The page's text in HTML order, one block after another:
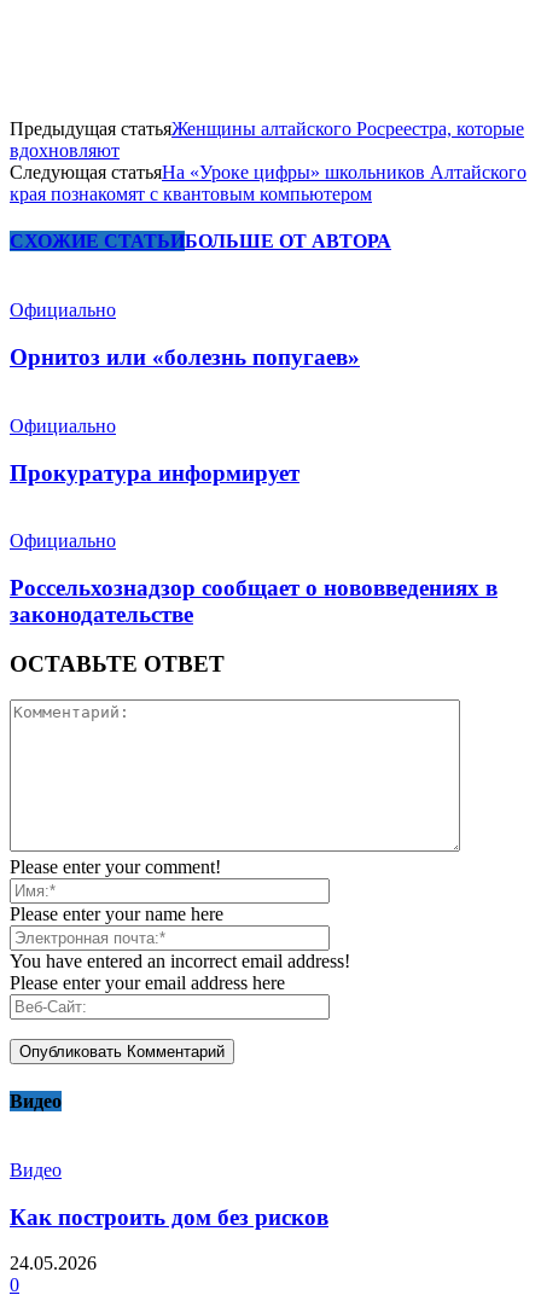
Предыдущая статьяЖенщины алтайского Росреестра, которые
вдохновляют
Следующая статьяНа «Уроке цифры» школьников Алтайского
края познакомят с квантовым компьютером
СХОЖИЕ СТАТЬИБОЛЬШЕ ОТ АВТОРА
Официально
Орнитоз или «болезнь попугаев»
Официально
Прокуратура информирует
Официально
Россельхознадзор сообщает о нововведениях в
законодательстве
ОСТАВЬТЕ ОТВЕТ
Please enter your comment!
Please enter your name here
You have entered an incorrect email address!
Please enter your email address here
Видео
Видео
Как построить дом без рисков
24.05.2026
0